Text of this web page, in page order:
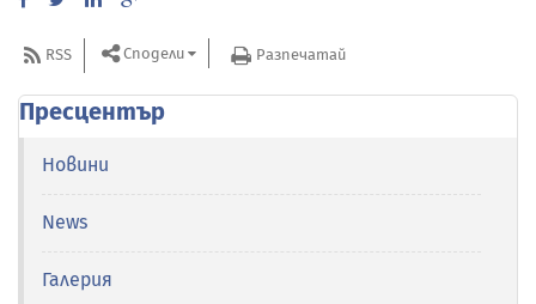
RSS Сподели Разпечатай
Пресцентър
Новини
News
Галерия